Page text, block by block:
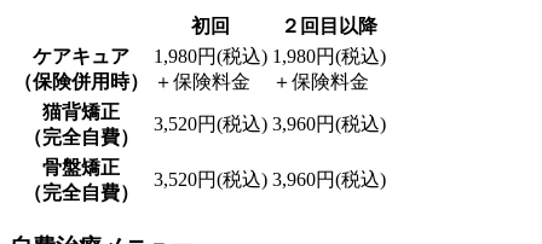
初回
２回目以降
ケアキュア
（保険併用時）
1,980円(税込)
＋保険料金
1,980円(税込)
＋保険料金
猫背矯正
（完全自費）
3,520円(税込) 3,960円(税込)
骨盤矯正
（完全自費）
3,520円(税込) 3,960円(税込)